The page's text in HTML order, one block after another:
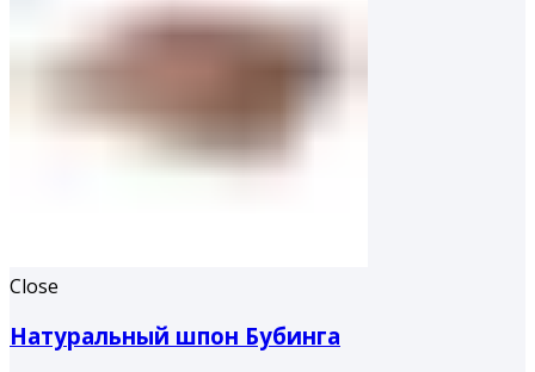
Close
Натуральный шпон Бубинга